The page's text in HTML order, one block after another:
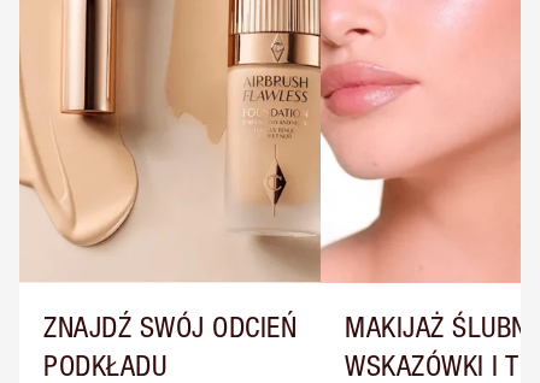
ZNAJDŹ SWÓJ ODCIEŃ
PODKŁADU
MAKIJAŻ
WSKAZÓWKI I